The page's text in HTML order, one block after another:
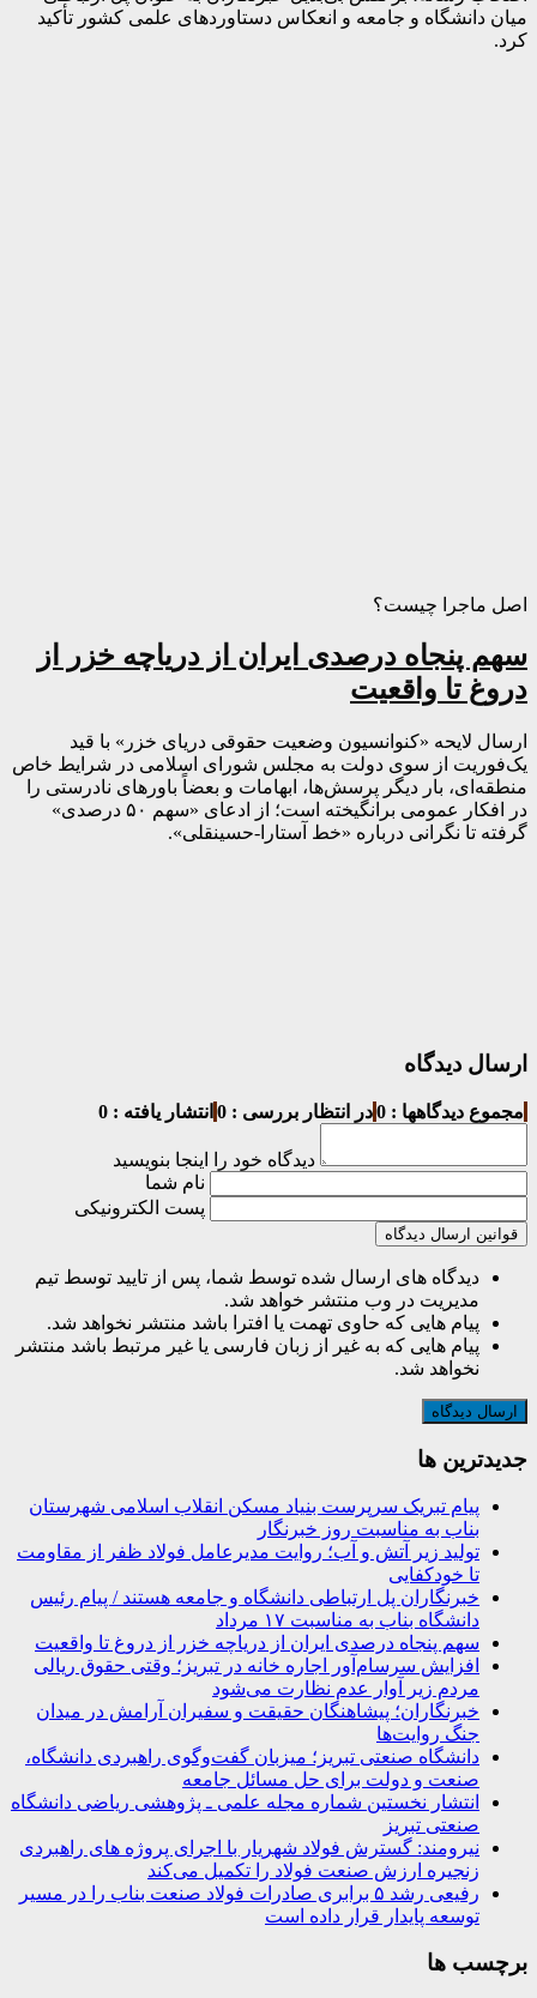
میان دانشگاه و جامعه و انعکاس دستاوردهای علمی کشور تأکید
کرد.
اصل ماجرا چیست؟
سهم پنجاه درصدی ایران از دریاچه خزر از
دروغ تا واقعیت
ارسال لایحه «کنوانسیون وضعیت حقوقی دریای خزر» با قید
یک‌فوریت از سوی دولت به مجلس شورای اسلامی در شرایط خاص
منطقه‌ای، بار دیگر پرسش‌ها، ابهامات و بعضاً باورهای نادرستی را
در افکار عمومی برانگیخته است؛ از ادعای «سهم ۵۰ درصدی»
گرفته تا نگرانی درباره «خط آستارا-حسینقلی».
ارسال دیدگاه
مجموع دیدگاهها : 0 در انتظار بررسی : 0 انتشار یافته : 0
دیدگاه خود را اینجا بنویسید
نام شما
پست الکترونیکی
قوانین ارسال دیدگاه
دیدگاه های ارسال شده توسط شما، پس از تایید توسط تیم
مدیریت در وب منتشر خواهد شد.
پیام هایی که حاوی تهمت یا افترا باشد منتشر نخواهد شد.
پیام هایی که به غیر از زبان فارسی یا غیر مرتبط باشد منتشر
نخواهد شد.
جديدترين ها
پیام تبریک سرپرست بنیاد مسکن انقلاب اسلامی شهرستان
بناب به مناسبت روز خبرنگار
تولید زیر آتش و آب؛ روایت مدیرعامل فولاد ظفر از مقاومت
تا خودکفایی
خبرنگاران پل ارتباطی دانشگاه و جامعه هستند / پیام رئیس
دانشگاه بناب به مناسبت ۱۷ مرداد
سهم پنجاه درصدی ایران از دریاچه خزر از دروغ تا واقعیت
افزایش سرسام‌آور اجاره خانه در تبریز؛ وقتی حقوق ریالی
مردم زیر آوار عدم نظارت می‌شود
خبرنگاران؛ پیشاهنگان حقیقت و سفیران آرامش در میدان
جنگ روایت‌ها
دانشگاه صنعتی تبریز؛ میزبان گفت‌وگوی راهبردی دانشگاه،
صنعت و دولت برای حل مسائل جامعه
انتشار نخستین شماره مجله علمی ـ پژوهشی ریاضی دانشگاه
صنعتی تبریز
نیرومند: گسترش فولاد شهریار با اجرای پروژه های راهبردی
زنجیره ارزش صنعت فولاد را تکمیل می‌کند
رفیعی رشد ۵ برابری صادرات فولاد صنعت بناب را در مسیر
توسعه پایدار قرار داده است
برچسب ها